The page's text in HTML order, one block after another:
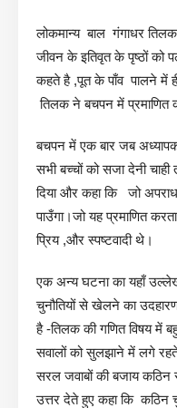
लोकमान्य बाल गंगाधर
जीवन के इतिवृत के पृष्ठों को
कहते है ,पूत के पाँव पालने में
तिलक ने बचपन में प्रमाणित
बचपन में एक बार जब
सभी बच्चों को सजा देनी
दिया और कहा कि जो
पाउँगा।जो यह प्रमाणित
प्रिय ,और स्पष्टवादी थे।
एक अन्य घटना का यहाँ
चुनौतियों से खेलने का
है -तिलक की गणित विषय में
सवालों को सुलझाने में लगे
सरल जवाबों की बजाय
उत्तर देते हुए कहा कि कठिन